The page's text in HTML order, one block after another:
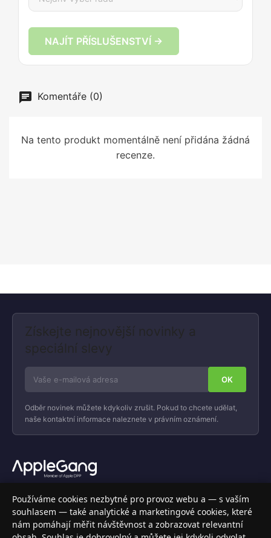
NAJÍT PŘÍSLUŠENSTVÍ →
Komentáře (0)
Na tento produkt momentálně není přidána žádná
recenze.
Získejte nejnovější novinky a
speciální slevy
Odběr novinek můžete kdykoliv zrušit. Pokud to chcete udělat,
naše kontaktní informace naleznete v právním oznámení.
Váš specializovaný obchod s Apple produkty, příslušenstvím a
elektronikou. Nakupujte bezpečně a s jistotou.
INFORMACE
Používáme cookies nezbytné pro provoz webu a — s vaším
souhlasem — také analytické a marketingové cookies, které
nám pomáhají měřit návštěvnost a zobrazovat relevantní